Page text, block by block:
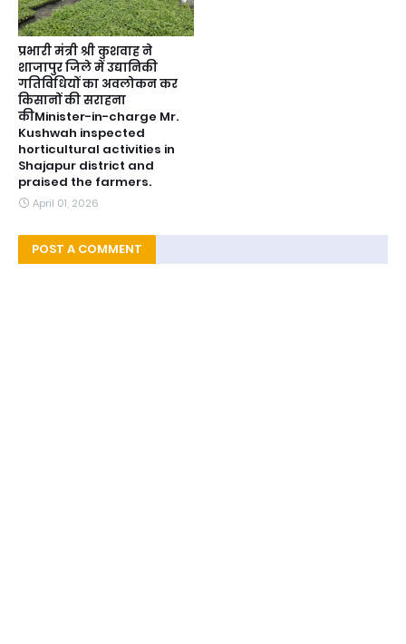
प्रभारी मंत्री श्री कुशवाह ने
शाजापुर जिले में उद्यानिकी
गतिविधियों का अवलोकन कर
किसानों की सराहना
कीMinister-in-charge Mr.
Kushwah inspected
horticultural activities in
Shajapur district and
praised the farmers.
April 01, 2026
POST A COMMENT